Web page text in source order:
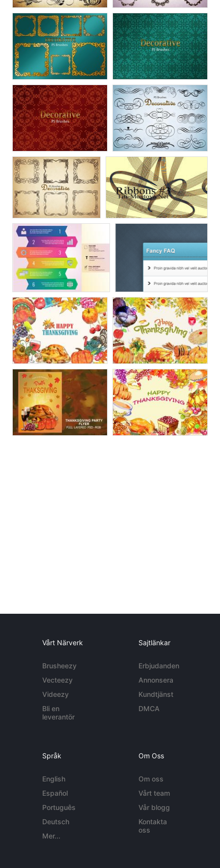
Vårt Närverk
Brusheezy
Vecteezy
Videezy
Bli en
leverantör
Sajtlänkar
Erbjudanden
Annonsera
Kundtjänst
DMCA
Språk
English
Español
Português
Deutsch
Mer...
Om Oss
Om oss
Vårt team
Vår blogg
Kontakta
oss